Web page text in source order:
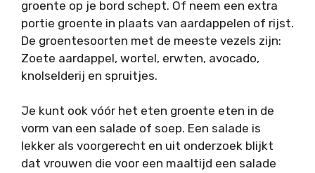
groente op je bord schept. Of neem een extra
portie groente in plaats van aardappelen of rijst.
De groentesoorten met de meeste vezels zijn:
Zoete aardappel, wortel, erwten, avocado,
knolselderij en spruitjes.
Je kunt ook vóór het eten groente eten in de
vorm van een salade of soep. Een salade is
lekker als voorgerecht en uit onderzoek blijkt
dat vrouwen die voor een maaltijd een salade